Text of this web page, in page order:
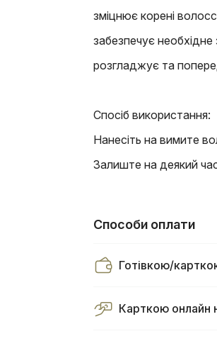
зміцнює корені
забезпечує
розгладжує та
Спосіб використання:
Нанесіть на вимите
Залиште на деякий
Способи оплати
Готівкою/
Карткою онлайн